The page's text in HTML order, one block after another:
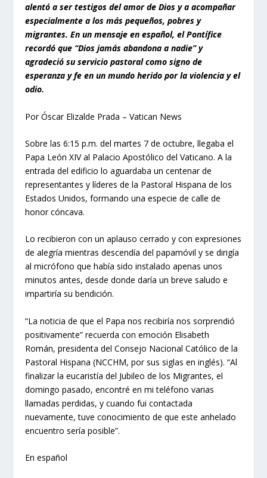
alentó a ser testigos del amor de Dios y a acompañar
especialmente a los más pequeños, pobres y
migrantes. En un mensaje en español, el Pontífice
recordó que “Dios jamás abandona a nadie” y
agradeció su servicio pastoral como signo de
esperanza y fe en un mundo herido por la violencia y el
odio.
Por Óscar Elizalde Prada – Vatican News
Sobre las 6:15 p.m. del martes 7 de octubre, llegaba el
Papa León XIV al Palacio Apostólico del Vaticano. A la
entrada deledificio lo aguardaba un centenar de
representantes y líderes de la Pastoral Hispana de los
Estados Unidos, formando una especie de calle de
honor cóncava.
Lo recibieron con un aplauso cerrado y con expresiones
de alegría mientras descendía del papamóvil y se dirigía
al micrófono que había sido instalado apenas unos
minutos antes, desde donde daría un breve saludo e
impartiría su bendición.
“La noticia de que el Papa nos recibiría nos sorprendió
positivamente” recuerda con emoción Elisabeth
Román, presidenta del Consejo Nacional Católico de la
Pastoral Hispana (NCCHM, por sus siglas en inglés). “Al
finalizar la eucaristía del Jubileo de los Migrantes, el
domingo pasado, encontré en mi teléfono varias
llamadas perdidas, y cuando fui contactada
nuevamente, tuve conocimiento de que este anhelado
encuentro sería posible”.
En español